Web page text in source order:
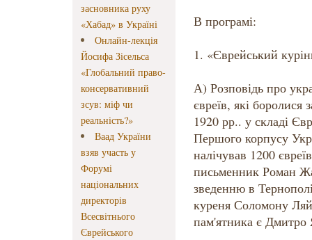
засновника руху
«Хабад» в Україні
Онлайн-лекція
Йосифа Зісельса
«Глобальний право-
консервативний
зсув: міф чи
реальність?»
Ваад України
взяв участь у
Форумі
національних
директорів
Всесвітнього
Єврейського
В програмі:
1. «Єврейський
А) Розповідь про
євреїв, які боролися
1920 рр.. у складі
Першого корпусу
налічував 1200
письменник Роман
зведенню в
куреня Соломону
пам'ятника є